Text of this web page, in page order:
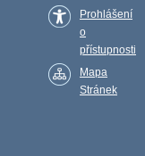
Prohlášení
o
přístupnosti
Mapa
Stránek